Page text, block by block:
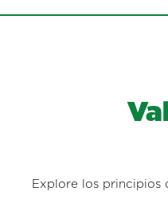
Explore los principios